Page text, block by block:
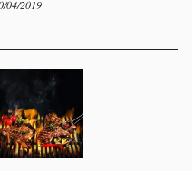
04/2019